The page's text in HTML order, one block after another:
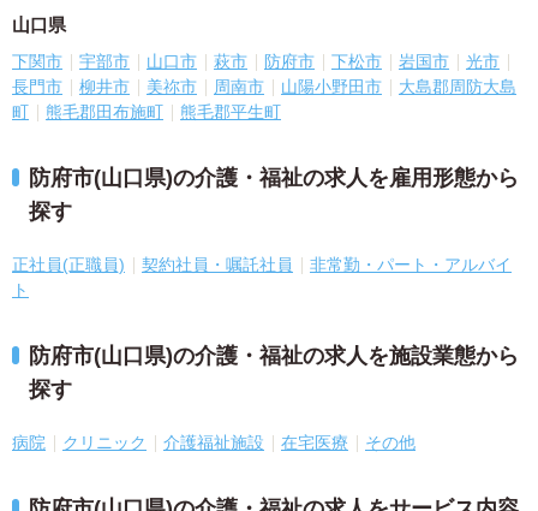
山口県
下関市 宇部市 山口市 萩市 防府市 下松市 岩国市
光市
長門市
柳井市 美祢市 周南市 山陽小野田市
大島郡周防大島
町
熊毛郡田布施町 熊毛郡平生町
防府市(山口県)の介護・福祉の求人を雇用形態から
探す
正社員(正職員) 契約社員・嘱託社員
非常勤・パート・アルバイ
ト
防府市(山口県)の介護・福祉の求人を施設業態から
探す
病院 クリニック 介護福祉施設 在宅医療 その他